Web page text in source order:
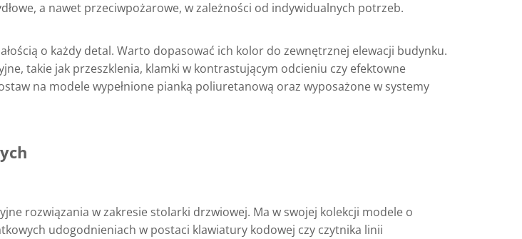
a nawet przeciwpożarowe, w zależności od indywidualnych potrzeb.
o każdy detal. Warto dopasować ich kolor do zewnętrznej elewacji budynku.
takie jak przeszklenia, klamki w kontrastującym odcieniu czy efektowne
na modele wypełnione pianką poliuretanową oraz wyposażone w systemy
rozwiązania w zakresie stolarki drzwiowej. Ma w swojej kolekcji modele o
udogodnieniach w postaci klawiatury kodowej czy czytnika linii